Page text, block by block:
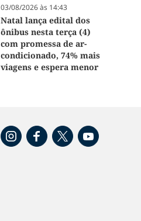
03/08/2026 às 14:43
Natal lança edital dos
ônibus nesta terça (4)
com promessa de ar-
condicionado, 74% mais
viagens e espera menor